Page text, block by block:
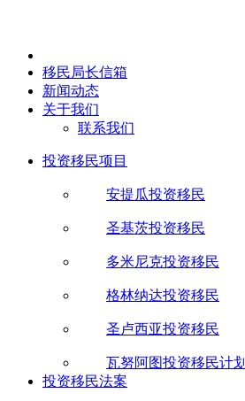
移民局长信箱
新闻动态
关于我们
联系我们
投资移民项目
安提瓜投资移民
圣基茨投资移民
多米尼克投资移民
格林纳达投资移民
圣卢西亚投资移民
瓦努阿图投资移民计划
投资移民法案